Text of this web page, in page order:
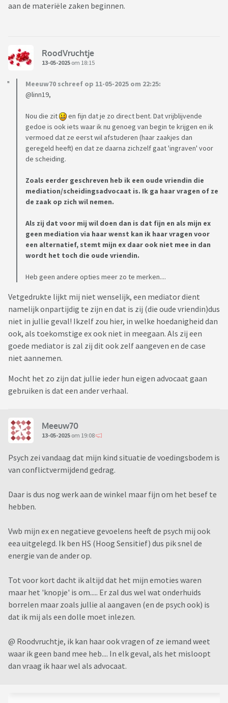
aan de materiële zaken beginnen.
RoodVruchtje
13-05-2025 om 18:15
Meeuw70 schreef op 11-05-2025 om 22:25:
@linn19,
Nou die zit
en fijn dat je zo direct bent. Dat vrijblijvende
gedoe is ook iets waar ik nu genoeg van begin te krijgen en ik
vermoed dat ze eerst wil afstuderen (haar zaakjes dan
geregeld heeft) en dat ze daarna zichzelf gaat 'ingraven' voor
de scheiding.
Zoals eerder geschreven heb ik een oude vriendin die
mediation/scheidingsadvocaat is. Ik ga haar vragen of ze
de zaak op zich wil nemen.
Als zij dat voor mij wil doen dan is dat fijn en als mijn ex
geen mediation via haar wenst kan ik haar vragen voor
een alternatief, stemt mijn ex daar ook niet mee in dan
wordt het toch die oude vriendin.
Heb geen andere opties meer zo te merken....
Vetgedrukte lijkt mij niet wenselijk, een mediator dient
namelijk onpartijdig te zijn en dat is zij (die oude vriendin)dus
niet in jullie geval! Ikzelf zou hier, in welke hoedanigheid dan
ook, als toekomstige ex ook niet in meegaan. Als zij een
goede mediator is zal zij dit ook zelf aangeven en de case
niet aannemen.
Mocht het zo zijn dat jullie ieder hun eigen advocaat gaan
gebruiken is dat een ander verhaal.
Meeuw70
13-05-2025 om 19:08
Psych zei vandaag dat mijn kind situatie de voedingsbodem is
van conflictvermijdend gedrag.
Daar is dus nog werk aan de winkel maar fijn om het besef te
hebben.
Vwb mijn ex en negatieve gevoelens heeft de psych mij ook
eea uitgelegd. Ik ben HS (Hoog Sensitief) dus pik snel de
energie van de ander op.
Tot voor kort dacht ik altijd dat het mijn emoties waren
maar het 'knopje' is om..... Er zal dus wel wat onderhuids
borrelen maar zoals jullie al aangaven (en de psych ook) is
dat ik mij als een dolle moet inlezen.
@ Roodvruchtje, ik kan haar ook vragen of ze iemand weet
waar ik geen band mee heb.... In elk geval, als het misloopt
dan vraag ik haar wel als advocaat.